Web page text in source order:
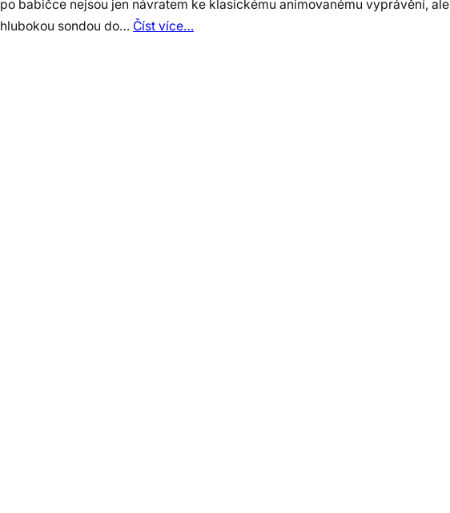
po babičce nejsou jen návratem ke klasickému animovanému vyprávění, ale
hlubokou sondou do… Číst více…